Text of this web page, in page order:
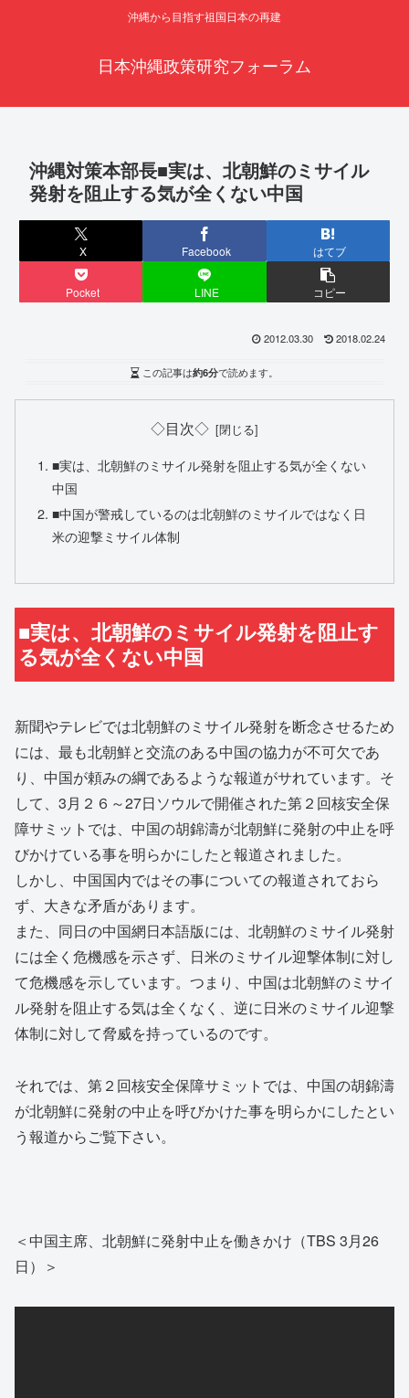
沖縄から目指す祖国日本の再建
日本沖縄政策研究フォーラム
沖縄対策本部長■実は、北朝鮮のミサイル
発射を阻止する気が全くない中国
X Facebook はてブ
Pocket LINE コピー
2012.03.30 2018.02.24
この記事は約6分で読めます。
◇目次◇
■実は、北朝鮮のミサイル発射を阻止する気が全くない
中国
■中国が警戒しているのは北朝鮮のミサイルではなく日
米の迎撃ミサイル体制
■実は、北朝鮮のミサイル発射を阻止す
る気が全くない中国
新聞やテレビでは北朝鮮のミサイル発射を断念させるため
には、最も北朝鮮と交流のある中国の協力が不可欠であ
り、中国が頼みの綱であるような報道がサれています。そ
して、3月２６～27日ソウルで開催された第２回核安全保
障サミットでは、中国の胡錦濤が北朝鮮に発射の中止を呼
びかけている事を明らかにしたと報道されました。
しかし、中国国内ではその事についての報道されておら
ず、大きな矛盾があります。
また、同日の中国網日本語版には、北朝鮮のミサイル発射
には全く危機感を示さず、日米のミサイル迎撃体制に対し
て危機感を示しています。つまり、中国は北朝鮮のミサイ
ル発射を阻止する気は全くなく、逆に日米のミサイル迎撃
体制に対して脅威を持っているのです。
それでは、第２回核安全保障サミットでは、中国の胡錦濤
が北朝鮮に発射の中止を呼びかけた事を明らかにしたとい
う報道からご覧下さい。
＜中国主席、北朝鮮に発射中止を働きかけ（TBS 3月26
日）＞